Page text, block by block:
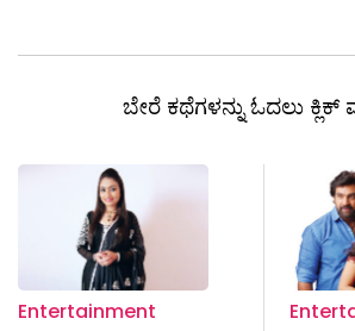
ಬೇರೆ ಕಥೆಗಳನ್ನು ಓದಲು ಕ್ಲಿಕ್
Entertainment